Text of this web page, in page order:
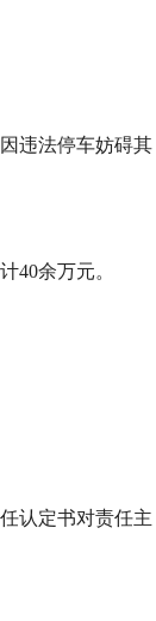
违法停车妨碍其
40余万元。
认定书对责任主